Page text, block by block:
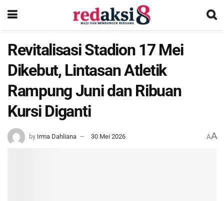
Revitalisasi Stadion 17 Mei
Dikebut, Lintasan Atletik
Rampung Juni dan Ribuan
Kursi Diganti
by Irma Dahliana 30 Mei 2026 AA